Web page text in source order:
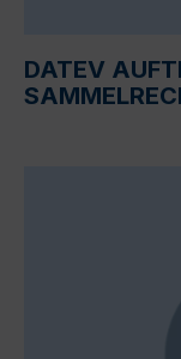
DATEV